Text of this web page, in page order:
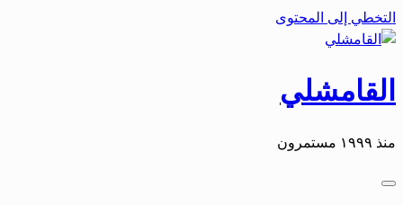
التخطي إلى المحتوى
القامشلي
منذ ١٩٩٩ مستمرون